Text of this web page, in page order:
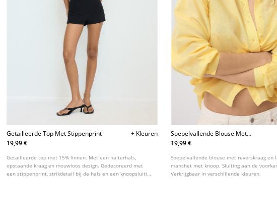
Getailleerde Top Met Stippenprint
+ Kleuren
19,99 €
Getailleerde top met 15% linnen. Met een halterhals,
opstaande kraag en mouwloos design. Gedecoreerd met
een stippenprint, strikdetail bij de hals en een knoopsluiting
Soepelvallende Blouse Met
Linnenlook
19,99 €
Soepelvallende blouse met reverskraag en
manchet met knoop. Sluiting aan de
Verkrijgbaar in verschillende kleuren.